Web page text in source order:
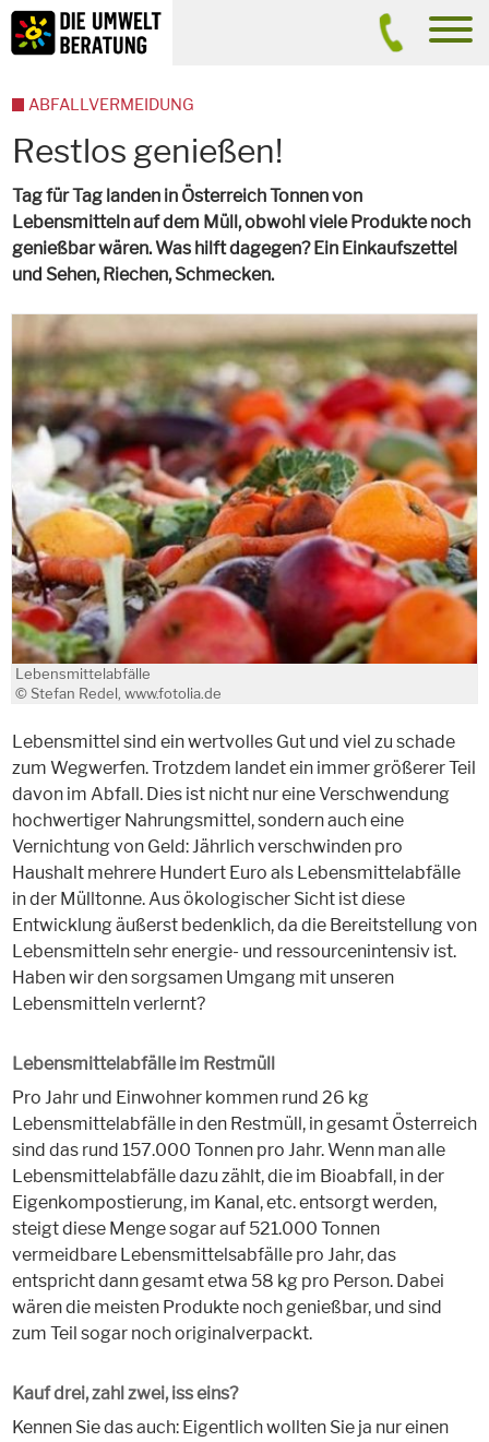
Inhalt
Suche
Restlos genießen!
Tag für Tag landen in Österreich Tonnen von
Lebensmitteln auf dem Müll, obwohl viele Produkte noch
genießbar wären. Was hilft dagegen? Ein Einkaufszettel
und Sehen, Riechen, Schmecken.
Lebensmittelabfälle
© Stefan Redel, www.fotolia.de
Lebensmittel sind ein wertvolles Gut und viel zu schade
zum Wegwerfen. Trotzdem landet ein immer größerer Teil
davon im Abfall. Dies ist nicht nur eine Verschwendung
hochwertiger Nahrungsmittel, sondern auch eine
Vernichtung von Geld: Jährlich verschwinden pro
Haushalt mehrere Hundert Euro als Lebensmittelabfälle
in der Mülltonne. Aus ökologischer Sicht ist diese
Entwicklung äußerst bedenklich, da die Bereitstellung von
Lebensmitteln sehr energie- und ressourcenintensiv ist.
Haben wir den sorgsamen Umgang mit unseren
Lebensmitteln verlernt?
Lebensmittelabfälle im Restmüll
Pro Jahr und Einwohner kommen rund 26 kg
Lebensmittelabfälle in den Restmüll, in gesamt Österreich
sind das rund 157.000 Tonnen pro Jahr. Wenn man alle
Lebensmittelabfälle dazu zählt, die im Bioabfall, in der
Eigenkompostierung, im Kanal, etc. entsorgt werden,
steigt diese Menge sogar auf 521.000 Tonnen
vermeidbare Lebensmittelsabfälle pro Jahr, das
entspricht dann gesamt etwa 58 kg pro Person. Dabei
wären die meisten Produkte noch genießbar, und sind
zum Teil sogar noch originalverpackt.
Kauf drei, zahl zwei, iss eins?
Kennen Sie das auch: Eigentlich wollten Sie ja nur einen
ABFALLVERMEIDUNG